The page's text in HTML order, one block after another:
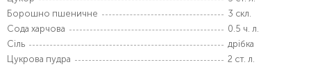
Борошно пшеничне
3 скл.
Сода харчова
0.5 ч. л.
Сіль
дрібка
Цукрова пудра
2 ст. л.